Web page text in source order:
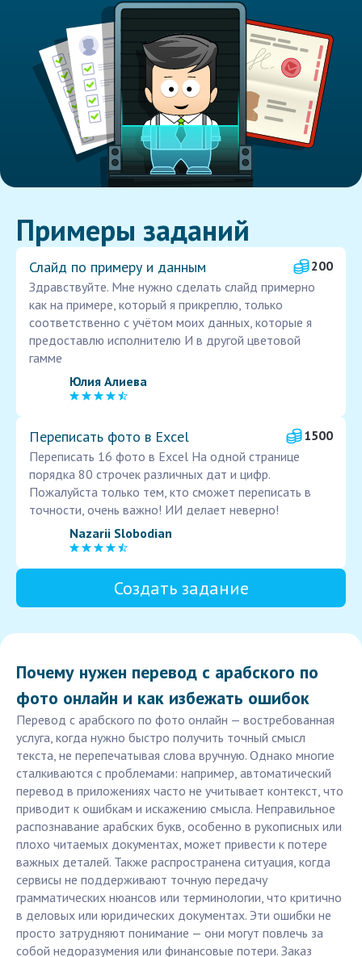
Примеры заданий
Слайд по примеру и данным
200
Здравствуйте. Мне нужно сделать слайд примерно
как на примере, который я прикреплю, только
соответственно с учётом моих данных, которые я
предоставлю исполнителю И в другой цветовой
гамме
Юлия Алиева
Переписать фото в Excel
1500
Переписать 16 фото в Excel На одной странице
порядка 80 строчек различных дат и цифр.
Пожалуйста только тем, кто сможет переписать в
точности, очень важно! ИИ делает неверно!
Nazarii Slobodian
Создать задание
Почему нужен перевод с арабского по
фото онлайн и как избежать ошибок
Перевод с арабского по фото онлайн — востребованная
услуга, когда нужно быстро получить точный смысл
текста, не перепечатывая слова вручную. Однако многие
сталкиваются с проблемами: например, автоматический
перевод в приложениях часто не учитывает контекст, что
приводит к ошибкам и искажению смысла. Неправильное
распознавание арабских букв, особенно в рукописных или
плохо читаемых документах, может привести к потере
важных деталей. Также распространена ситуация, когда
сервисы не поддерживают точную передачу
грамматических нюансов или терминологии, что критично
в деловых или юридических документах. Эти ошибки не
просто затрудняют понимание — они могут повлечь за
собой недоразумения или финансовые потери. Заказ